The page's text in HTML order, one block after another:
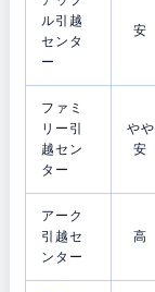
ル引越
センタ
ー
安
ファミ
リー引
越セン
ター
やや
安
アーク
引越セ
ンター
高